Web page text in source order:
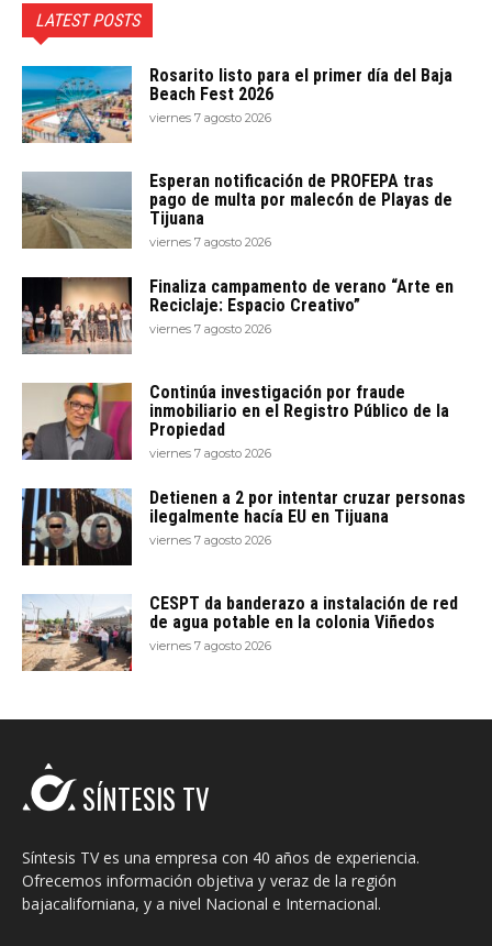
LATEST POSTS
Rosarito listo para el primer día del Baja
Beach Fest 2026
viernes 7 agosto 2026
Esperan notificación de PROFEPA tras
pago de multa por malecón de Playas de
Tijuana
viernes 7 agosto 2026
Finaliza campamento de verano “Arte en
Reciclaje: Espacio Creativo”
viernes 7 agosto 2026
Continúa investigación por fraude
inmobiliario en el Registro Público de la
Propiedad
viernes 7 agosto 2026
Detienen a 2 por intentar cruzar personas
ilegalmente hacía EU en Tijuana
viernes 7 agosto 2026
CESPT da banderazo a instalación de red
de agua potable en la colonia Viñedos
viernes 7 agosto 2026
SÍNTESIS TV
Síntesis TV es una empresa con 40 años de experiencia.
Ofrecemos información objetiva y veraz de la región
bajacaliforniana, y a nivel Nacional e Internacional.